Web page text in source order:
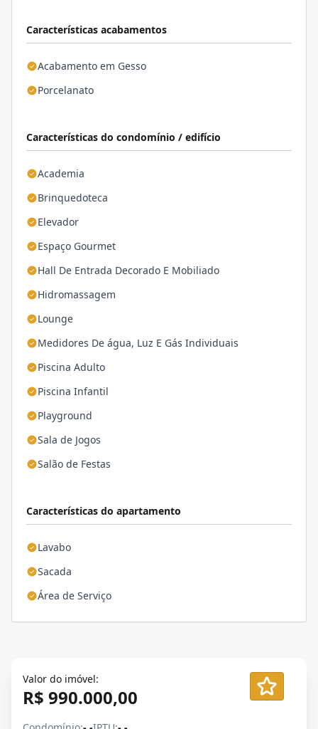
Características acabamentos
Acabamento em Gesso
Porcelanato
Características do condomínio / edifício
Academia
Brinquedoteca
Elevador
Espaço Gourmet
Hall De Entrada Decorado E Mobiliado
Hidromassagem
Lounge
Medidores De água, Luz E Gás Individuais
Piscina Adulto
Piscina Infantil
Playground
Sala de Jogos
Salão de Festas
Características do apartamento
Lavabo
Sacada
Área de Serviço
Valor do imóvel:
R$ 990.000,00